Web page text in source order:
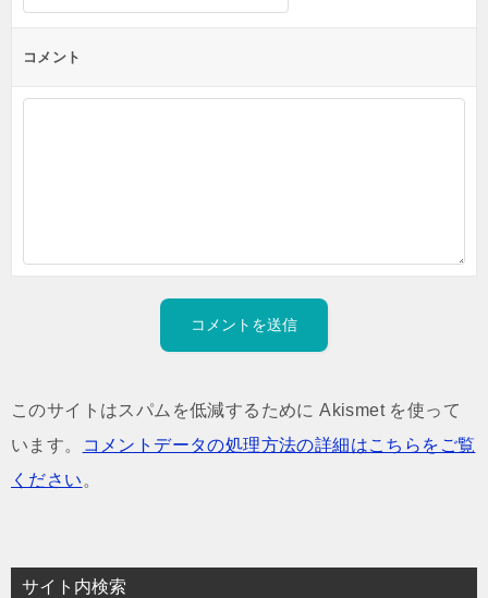
コメント
このサイトはスパムを低減するために Akismet を使って
います。
コメントデータの処理方法の詳細はこちらをご覧
ください 。
サイト内検索